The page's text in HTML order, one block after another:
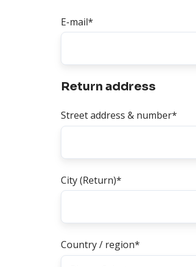
E-mail*
Return address
Street address & number*
City (Return)*
Country / region*